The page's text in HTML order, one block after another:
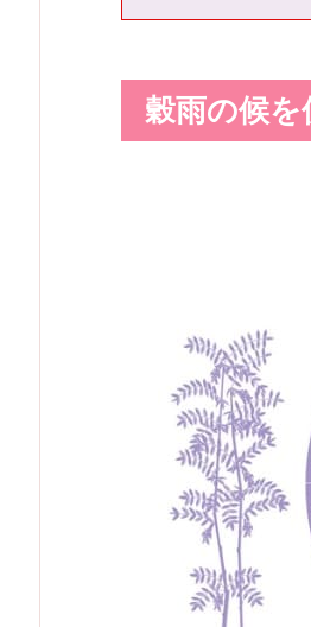
穀雨の候を